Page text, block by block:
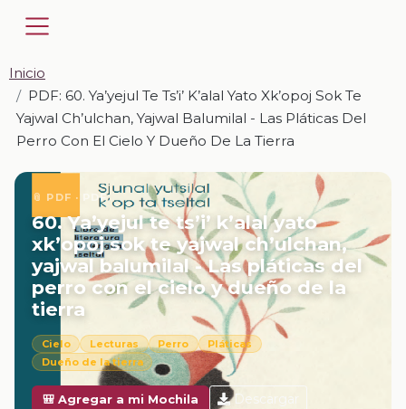
Inicio
PDF: 60. Ya’yejul Te Ts’i’ K’alal Yato Xk’opoj Sok Te
Yajwal Ch’ulchan, Yajwal Balumilal - Las Pláticas Del
Perro Con El Cielo Y Dueño De La Tierra
📎 PDF · PDF
60. Ya’yejul te ts’i’ k’alal yato
xk’opoj sok te yajwal ch’ulchan,
yajwal balumilal - Las pláticas del
perro con el cielo y dueño de la
tierra
Cielo Lecturas Perro
Pláticas
Dueño de la tierra
🎒 Agregar a mi Mochila Descargar